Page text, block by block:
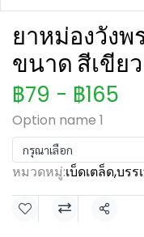
ยาหม่องวัง
ขนาด สีเขียว
฿79 - ฿165
Option name 1
กรุณาเลือก
หมวดหมู่:เบ็ดเตล็ด,บรร
แชร์